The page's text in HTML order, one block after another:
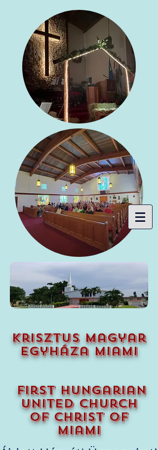
krisztus magyar
egyháza miami
first hungarian
united church
of christ of
miami